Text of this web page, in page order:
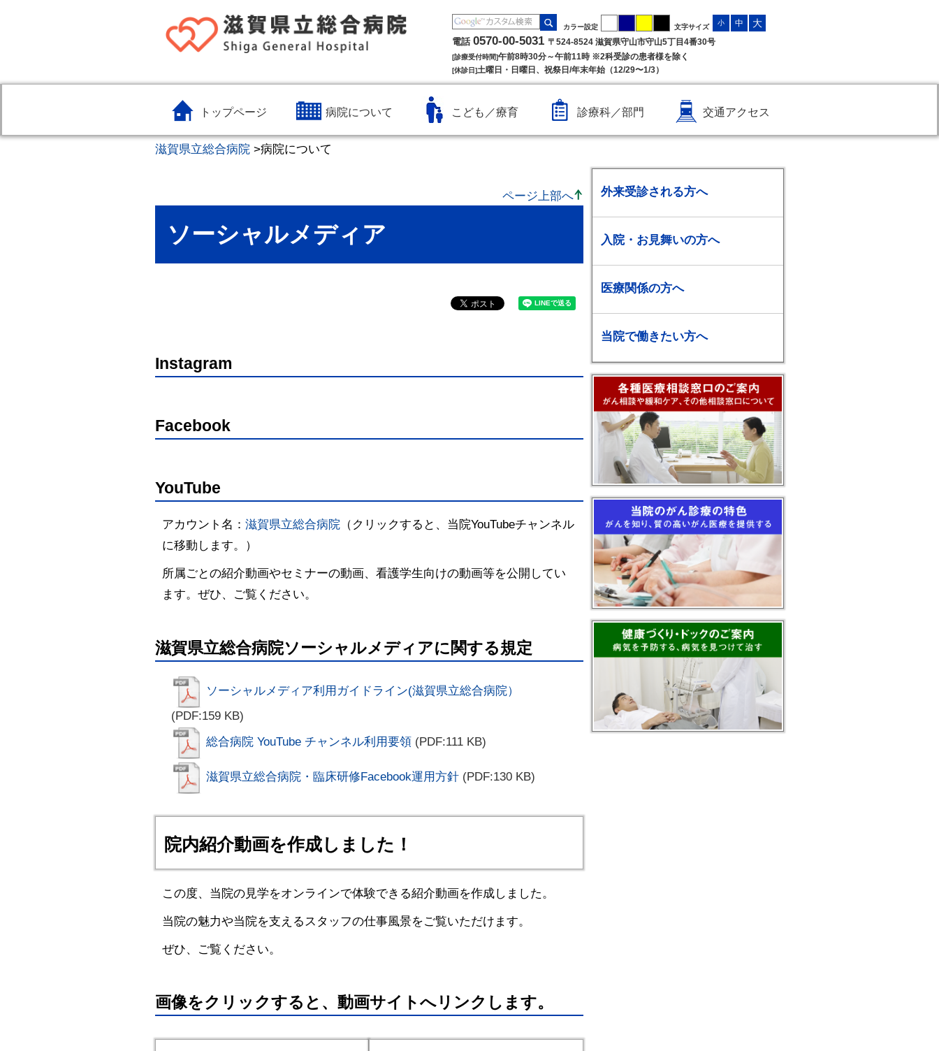
カラー設定 文字サイズ
小 中 大
電話 0570-00-5031 〒524-8524 滋賀県守山市守山5丁目4番30号
[診療受付時間]午前8時30分～午前11時 ※2科受診の患者様を除く
[休診日]土曜日・日曜日、祝祭日/年末年始（12/29〜1/3）
トップページ 病院について こども／療育 診療科／部門 交通アクセス
滋賀県立総合病院 >病院について
ページ上部へ
ソーシャルメディア
Instagram
Facebook
YouTube
アカウント名： 滋賀県立総合病院 （クリックすると、当院YouTubeチャンネル
に移動します。）
所属ごとの紹介動画やセミナーの動画、看護学生向けの動画等を公開してい
ます。ぜひ、ご覧ください。
滋賀県立総合病院ソーシャルメディアに関する規定
ソーシャルメディア利用ガイドライン(滋賀県立総合病院）
(PDF:159 KB)
総合病院 YouTube チャンネル利用要領 (PDF:111 KB)
滋賀県立総合病院・臨床研修Facebook運用方針 (PDF:130 KB)
院内紹介動画を作成しました！
この度、当院の見学をオンラインで体験できる紹介動画を作成しました。
当院の魅力や当院を支えるスタッフの仕事風景をご覧いただけます。
ぜひ、ご覧ください。
画像をクリックすると、動画サイトへリンクします。
外来受診される方へ
入院・お見舞いの方へ
医療関係の方へ
当院で働きたい方へ